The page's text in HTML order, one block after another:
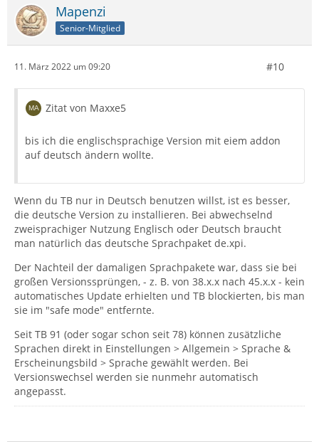
Feuerdrache
Mapenzi
Senior-Mitglied
11. März 2022 um 09:20 #10
Zitat von Maxxe5
bis ich die englischsprachige Version mit eiem addon
auf deutsch ändern wollte.
Wenn du TB nur in Deutsch benutzen willst, ist es besser,
die deutsche Version zu installieren. Bei abwechselnd
zweisprachiger Nutzung Englisch oder Deutsch braucht
man natürlich das deutsche Sprachpaket de.xpi.
Der Nachteil der damaligen Sprachpakete war, dass sie bei
großen Versionssprüngen, - z. B. von 38.x.x nach 45.x.x - kein
automatisches Update erhielten und TB blockierten, bis man
sie im "safe mode" entfernte.
Seit TB 91 (oder sogar schon seit 78) können zusätzliche
Sprachen direkt in Einstellungen > Allgemein > Sprache &
Erscheinungsbild > Sprache gewählt werden. Bei
Versionswechsel werden sie nunmehr automatisch
angepasst.